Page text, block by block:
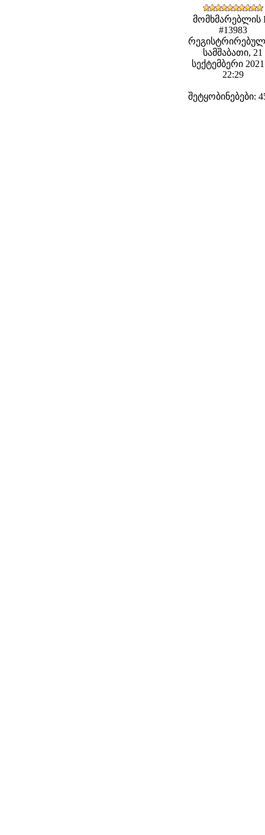
მომხმარებლის
#13983
სამშაბათი, 21
სექტემბერი
22:29
შეტყობინებები: